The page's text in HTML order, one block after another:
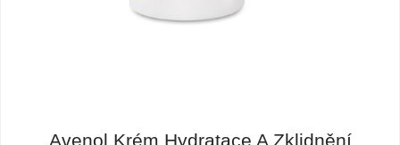
Avenol Krém Hydratace A Zklidnění